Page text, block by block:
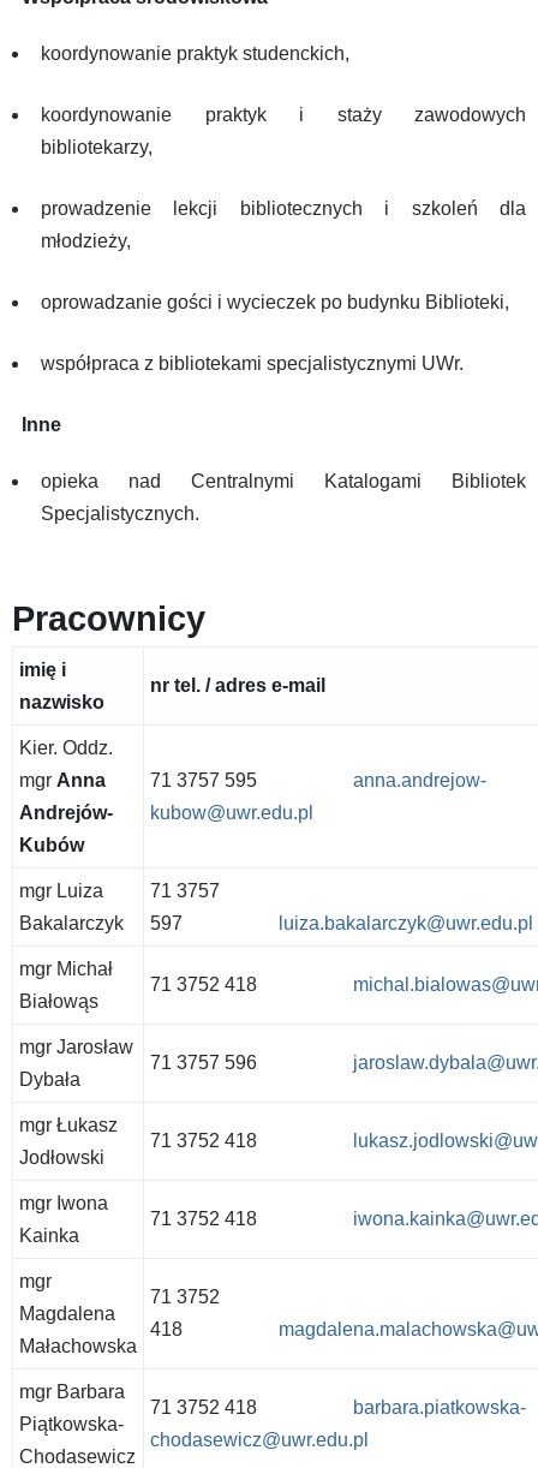
koordynowanie praktyk studenckich,
koordynowanie praktyk i staży zawodowych
bibliotekarzy,
prowadzenie lekcji bibliotecznych i szkoleń dla
młodzieży,
oprowadzanie gości i wycieczek po budynku Biblioteki,
współpraca z bibliotekami specjalistycznymi UWr.
Inne
opieka nad Centralnymi Katalogami Bibliotek
Specjalistycznych.
Pracownicy
imię i
nazwisko
nr tel. / adres e-mail
Kier. Oddz.
mgr Anna
Andrejów-
Kubów
71 3757 595
anna.andrejow-
kubow@uwr.edu.pl
mgr Luiza
Bakalarczyk
71 3757
597
luiza.bakalarczyk@uwr.edu.pl
mgr Michał
Białowąs
71 3752 418
mgr Jarosław
Dybała
71 3757 596
mgr Łukasz
Jodłowski
71 3752 418
mgr Iwona
Kainka
71 3752 418
mgr
Magdalena
Małachowska
71 3752
418
mgr Barbara
Piątkowska-
Chodasewicz
71 3752 418
barbara.piatkowska-
chodasewicz@uwr.edu.pl